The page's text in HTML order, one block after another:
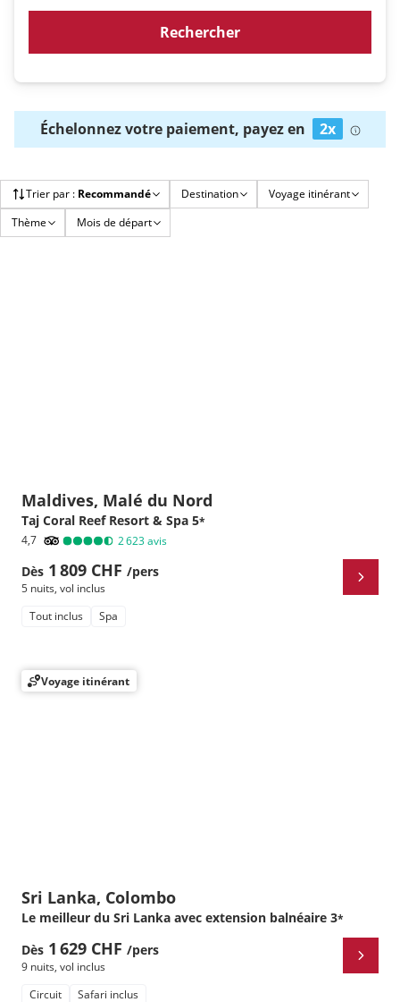
Rechercher
Échelonnez votre paiement, payez en 2x
Trier par : Recommandé Destination
Voyage itinérant
Thème
Mois de départ
Maldives, Malé du Nord
Taj Coral Reef Resort & Spa 5*
4,7 2 623avis
Dès 1 809 CHF /pers
5 nuits, vol inclus
Tout inclus
Spa
Voyage itinérant
Sri Lanka, Colombo
Le meilleur du Sri Lanka avec extension balnéaire 3*
Dès 1 629 CHF /pers
9 nuits, vol inclus
Circuit
Safari inclus